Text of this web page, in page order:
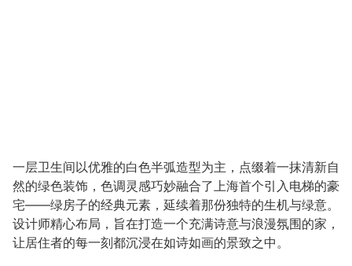
一层卫生间以优雅的白色半弧造型为主，点缀着一抹清新自
然的绿色装饰，色调灵感巧妙融合了上海首个引入电梯的豪
宅——绿房子的经典元素，延续着那份独特的生机与绿意。
设计师精心布局，旨在打造一个充满诗意与浪漫氛围的家，
让居住者的每一刻都沉浸在如诗如画的景致之中。